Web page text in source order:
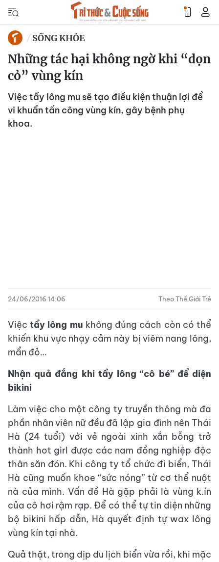
SỐNG KHỎE
Những tác hại không ngờ khi “dọn
cỏ” vùng kín
Việc tẩy lông mu sẽ tạo điều kiện thuận lợi để
vi khuẩn tấn công vùng kín, gây bệnh phụ
khoa.
24/06/2016 14:06 Theo Thế Giới Trẻ
Việctẩy lông mu không đúng cách còn có thể
khiến khu vực nhạy cảm này bị viêm nang lông,
mẩn đỏ…
Nhận quả đắng khi tẩy lông “cô bé” để diện
bikini
Làm việc cho một công ty truyền thông mà đa
phần nhân viên nữ đều đã lập gia đình nên Thái
Hà (24 tuổi) với vẻ ngoài xinh xắn bỗng trở
thành hot girl được các nam đồng nghiệp độc
thân săn đón. Khi công ty tổ chức đi biển, Thái
Hà cũng muốn khoe “sức nóng” từ cơ thể nuột
nà của mình. Vấn đề Hà gặp phải là vùng k.ín
của cô hơi rậm rạp. Để có thể tự tin diện những
bộ bikini hấp dẫn, Hà quyết định tự wax lông
vùng kín tại nhà.
Quả thật, trong dịp du lịch biển vừa rồi, khi mặc